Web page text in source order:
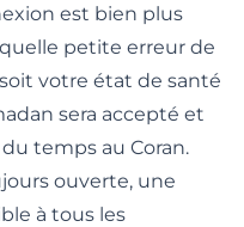
est bien plus
petite erreur de
votre état de santé
sera accepté et
temps au Coran.
ouverte, une
à tous les